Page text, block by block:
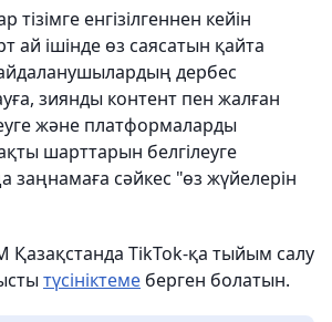
енгізілгеннен кейін
ай ішінде өз саясатын қайта
дербес
зиянды контент пен жалған
және платформаларды
шарттарын белгілеуге
заңнамаға сәйкес "өз жүйелерін
Қазақстанда TikTok-қа тыйым салу
түсініктеме берген болатын.